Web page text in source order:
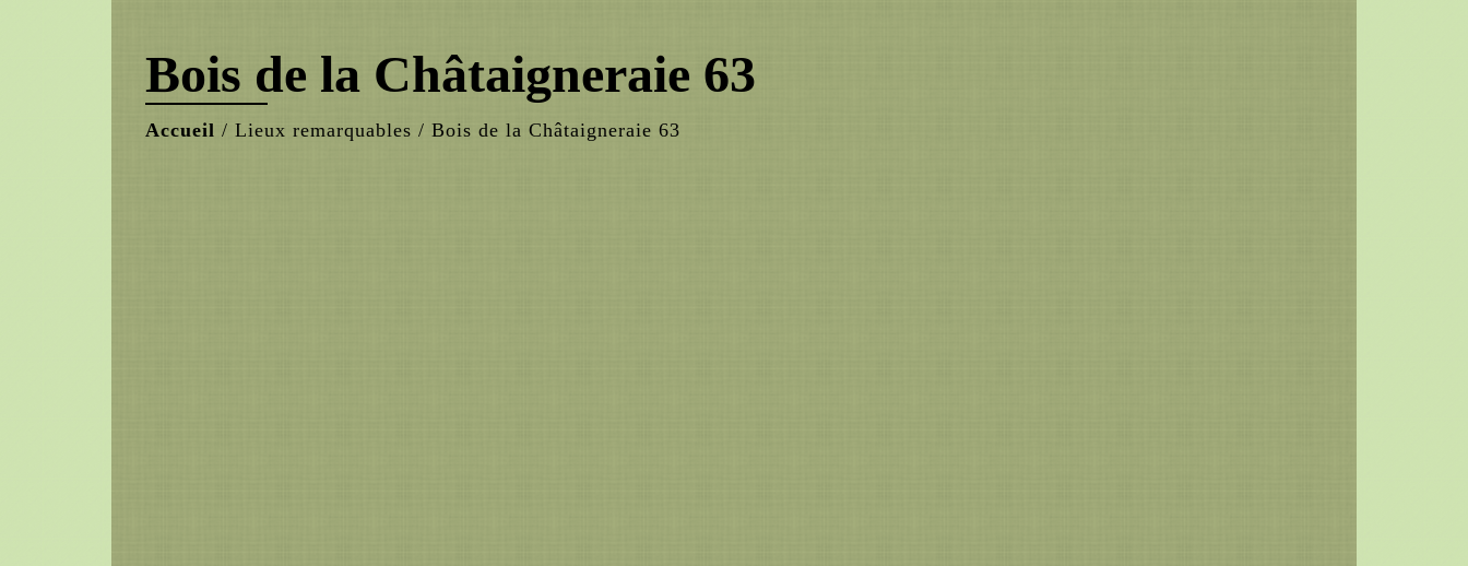
Bois de la Châtaigneraie 63
Accueil / Lieux remarquables / Bois de la Châtaigneraie 63